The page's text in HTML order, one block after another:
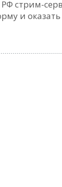
стрим-
и